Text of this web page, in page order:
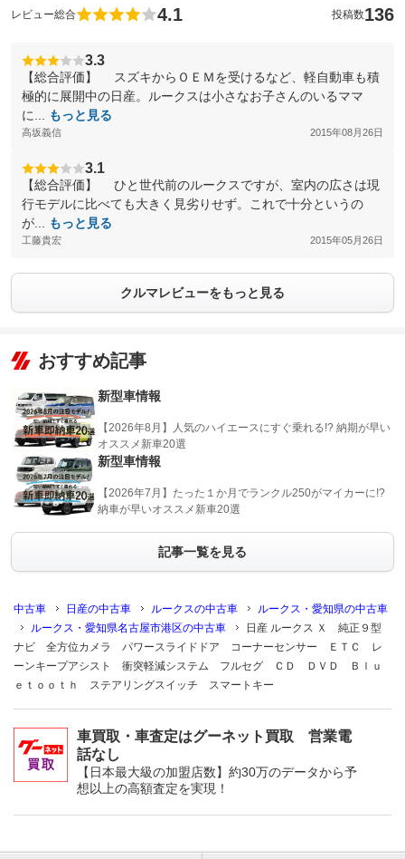
レビュー総合 4.1 投稿数136
3.3
【総合評価】 スズキからＯＥＭを受けるなど、軽自動車も積
極的に展開中の日産。ルークスは小さなお子さんのいるママ
に...
もっと見る
高坂義信 2015年08月26日
3.1
【総合評価】 ひと世代前のルークスですが、室内の広さは現
行モデルに比べても大きく見劣りせず。これで十分というの
が...
もっと見る
工藤貴宏 2015年05月26日
クルマレビューをもっと見る
おすすめ記事
新型車情報
【2026年8月】人気のハイエースにすぐ乗れる!? 納期が早い
オススメ新車20選
新型車情報
【2026年7月】たった１か月でランクル250がマイカーに!?
納車が早いオススメ新車20選
記事一覧を見る
中古車 日産の中古車 ルークスの中古車
ルークス・愛知県の中古車
ルークス・愛知県名古屋市港区の中古車
日産 ルークス Ｘ 純正９型
ナビ 全方位カメラ パワースライドドア コーナーセンサー ＥＴＣ レ
ーンキープアシスト 衝突軽減システム フルセグ ＣＤ ＤＶＤ Ｂｌｕ
ｅｔｏｏｔｈ ステアリングスイッチ スマートキー
車買取・車査定はグーネット買取 営業電
話なし
【日本最大級の加盟店数】約30万のデータから予
想以上の高額査定を実現！